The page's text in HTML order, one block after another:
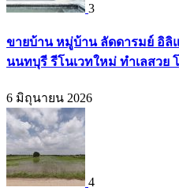
3
ขายบ้าน หมู่บ้าน ลัดดารมย์ อิลิ
นนทบุรี รีโนเวทใหม่ ทำเลสวย โ
6 มิถุนายน 2026
4